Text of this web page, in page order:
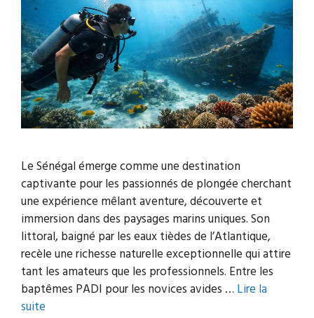
Le Sénégal émerge comme une destination
captivante pour les passionnés de plongée cherchant
une expérience mêlant aventure, découverte et
immersion dans des paysages marins uniques. Son
littoral, baigné par les eaux tièdes de l’Atlantique,
recèle une richesse naturelle exceptionnelle qui attire
tant les amateurs que les professionnels. Entre les
baptêmes PADI pour les novices avides …Lire la
suite